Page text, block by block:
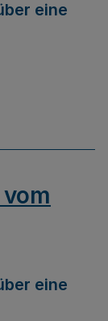
eine
eine